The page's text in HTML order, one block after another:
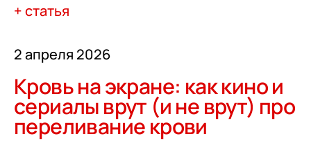
+ статья
2 апреля 2026
Кровь на экране: как кино и
сериалы врут (и не врут) про
переливание крови